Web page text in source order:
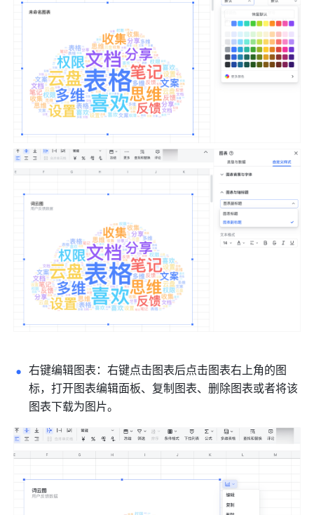
右键编辑图表：右键点击图表后点击图表右上角的图
标，打开图表编辑面板、复制图表、删除图表或者将该
图表下载为图片。